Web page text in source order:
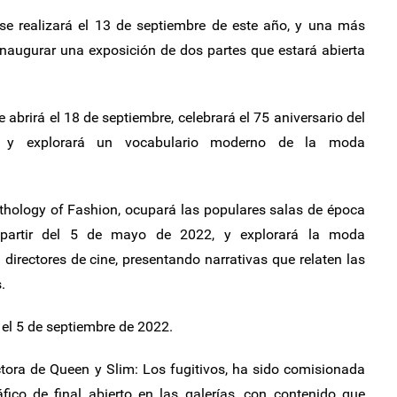
realizará el 13 de septiembre de este año, y una más
una exposición de dos partes que estará abierta
el 18 de septiembre, celebrará el 75 aniversario del
explorará un vocabulario moderno de la moda
of Fashion, ocupará las populares salas de época
del 5 de mayo de 2022, y explorará la moda
de cine, presentando narrativas que relaten las
5 de septiembre de 2022.
de Queen y Slim: Los fugitivos, ha sido comisionada
de final abierto en las galerías, con contenido que